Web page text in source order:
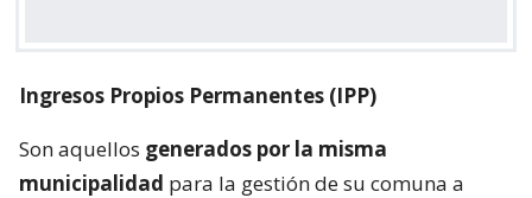
Ingresos Propios Permanentes (IPP)
Son aquellos generados por la misma
municipalidad para la gestión de su comuna a